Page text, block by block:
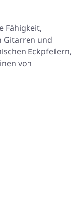
Fähigkeit,
Gitarren und
Eckpfeilern,
von